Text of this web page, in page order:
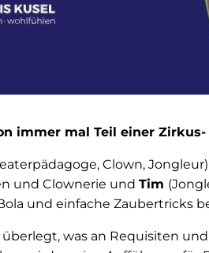
immer mal Teil einer
Clown,
und Clownerie und Tim
und einfache Zaubertricks
was an Requisiten